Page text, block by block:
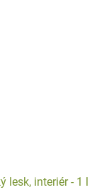
interiér - 1 l